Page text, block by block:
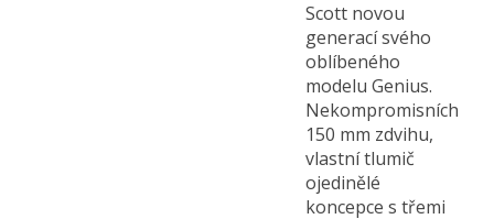
Scott novou
generací svého
oblíbeného
modelu Genius.
Nekompromisních
150 mm zdvihu,
vlastní tlumič
ojedinělé
koncepce s třemi